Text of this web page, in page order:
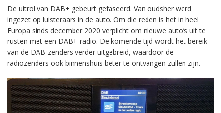
De uitrol van DAB+ gebeurt gefaseerd. Van oudsher werd
ingezet op luisteraars in de auto. Om die reden is het in heel
Europa sinds december 2020 verplicht om nieuwe auto’s uit te
rusten met een DAB+-radio. De komende tijd wordt het bereik
van de DAB-zenders verder uitgebreid, waardoor de
radiozenders ook binnenshuis beter te ontvangen zullen zijn.